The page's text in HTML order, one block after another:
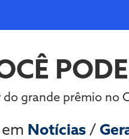
do grande prêmio no
Notícias/